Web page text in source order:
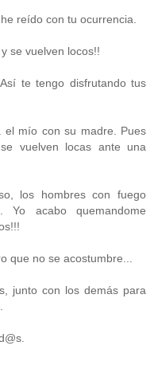
reído con tu ocurrencia.
se vuelven locos!!
te tengo disfrutando tus
el mío con su madre. Pues
vuelven locas ante una
los hombres con fuego
Yo acabo quemandome
que no se acostumbre...
junto con los demás para